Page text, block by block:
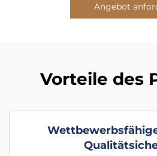
Angebot
Vorteile des